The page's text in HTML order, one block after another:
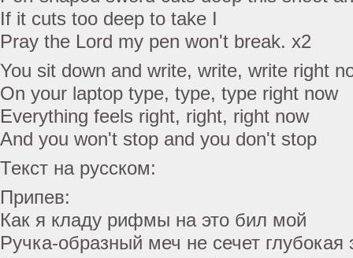
If it cuts too deep to take I
Pray the Lord my pen won't break. x2
You sit down and write, write, write right
On your laptop type, type, type right now
Everything feels right, right, right now
And you won't stop and you don't stop
Текст на русском:
Припев:
Как я кладу рифмы на это бил мой
Ручка-образный меч не сечет глубокая